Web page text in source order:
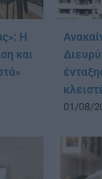
Η
και
01/08/